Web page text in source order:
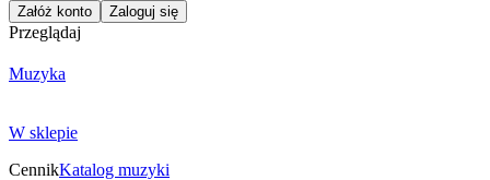
Załóż konto Zaloguj się
Przeglądaj
Muzyka
W sklepie
CennikKatalog muzyki